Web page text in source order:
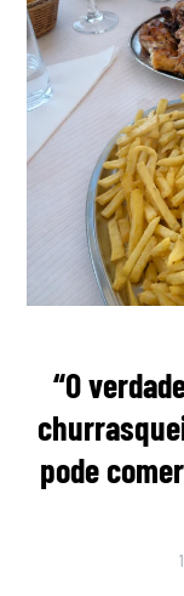
“O
pode